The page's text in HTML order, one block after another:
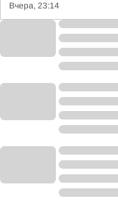
Вчера, 23:14